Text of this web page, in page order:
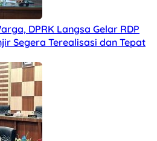
DPRK Langsa Gelar RDP
Segera Terealisasi dan Tepat